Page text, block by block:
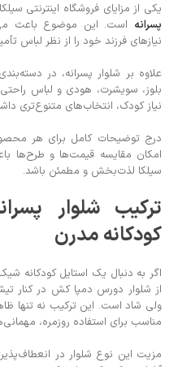
یکی از مزایای فروشگاه اینترنتی
پسرانه است. این موضوع باعث
نیازهای فرزند خود را از نظر لباس
علاوه بر شلوار پسرانه، در
بلوز، سویشرت، هودی و لباس
نیاز کودک، انتخاب‌های متنوع‌تری
درج توضیحات کامل برای هر
امکان مقایسه قیمت‌ها و طرح‌ها
سیلکا لذت‌بخش و مطمئن باشد.
ترکیب شلوار
کودکانه مدرن
اگر به دنبال یک استایل کودکانه
از شلوار دورس دمپا کش در کنار
ولی شاد است. این ترکیب نه تنها
مناسب برای استفاده روزمره،
مزیت این نوع شلوار در